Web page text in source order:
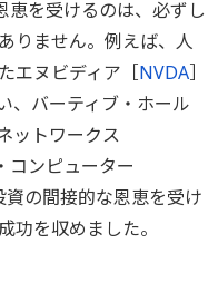
恵を受けるのは、必ずし
りません。例えば、人
エヌビディア［NVDA］
、バーティブ・ホール
ットワークス
コンピューター
の間接的な恩恵を受け
功を収めました。